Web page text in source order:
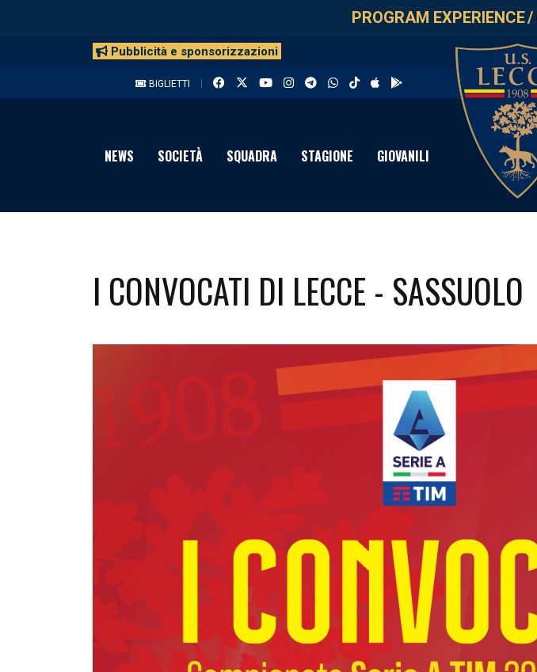
PROGRAM EXPERIENCE/
Pubblicità e sponsorizzazioni
BIGLIETTI
NEWS SOCIETÀ SQUADRA STAGIONE GIOVANILI
I CONVOCATI DI LECCE - SASSUOLO